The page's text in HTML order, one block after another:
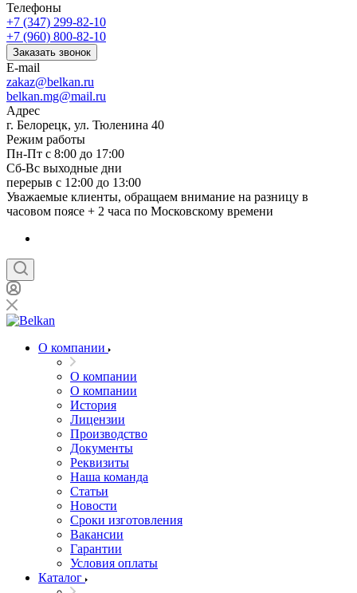
Телефоны
+7 (347) 299-82-10
+7 (960) 800-82-10
Заказать звонок
E-mail
zakaz@belkan.ru
belkan.mg@mail.ru
Адрес
г. Белорецк, ул. Тюленина 40
Режим работы
Пн-Пт с 8:00 до 17:00
Сб-Вс выходные дни
перерыв с 12:00 до 13:00
Уважаемые клиенты, обращаем внимание на разницу в
часовом поясе + 2 часа по Московскому времени
О компании
О компании
О компании
История
Лицензии
Производство
Документы
Реквизиты
Наша команда
Статьи
Новости
Сроки изготовления
Вакансии
Гарантии
Условия оплаты
Каталог